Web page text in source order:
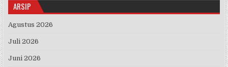
ARSIP
Agustus 2026
Juli 2026
Juni 2026